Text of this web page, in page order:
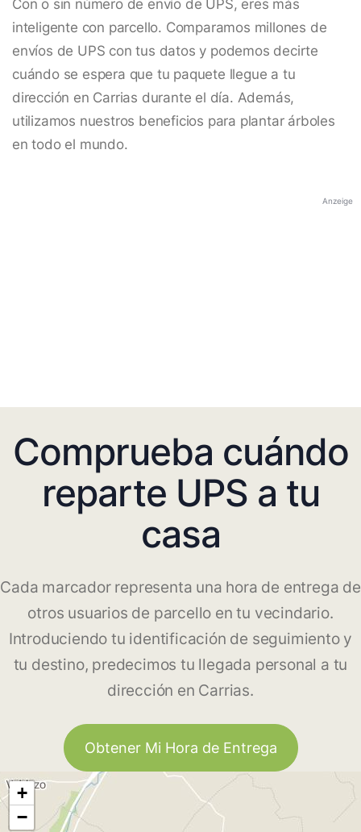
Con o sin número de envío de UPS, eres más
inteligente con parcello. Comparamos millones de
envíos de UPS con tus datos y podemos decirte
cuándo se espera que tu paquete llegue a tu
dirección en Carrias durante el día. Además,
utilizamos nuestros beneficios para plantar árboles
en todo el mundo.
Anzeige
Comprueba cuándo
reparte UPS a tu
casa
Cada marcador representa una hora de entrega de
otros usuarios de parcello en tu vecindario.
Introduciendo tu identificación de seguimiento y
tu destino, predecimos tu llegada personal a tu
dirección en Carrias.
Obtener Mi Hora de Entrega
+
−